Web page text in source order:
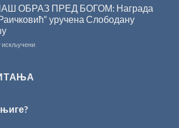
„Стеван
Раичковић”
ТАЛЕНАТ
ИЗ
ВРШЦА:
Кирилов
ОБРАЗ ПРЕД БОГОМ: Награда
уручена Слободану
искљученина